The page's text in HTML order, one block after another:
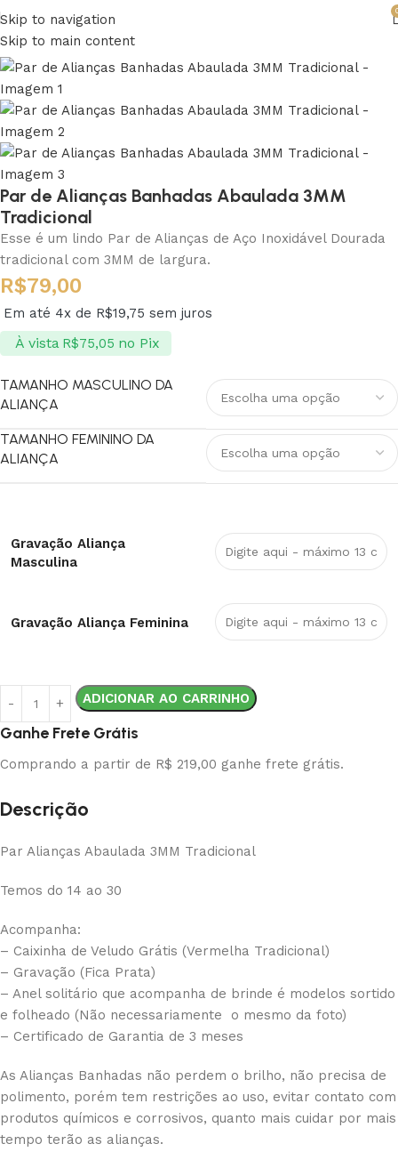
Skip to navigation
Skip to main content
Par de Alianças Banhadas Abaulada 3MM
Tradicional
Esse é um lindo Par de Alianças de Aço Inoxidável Dourada
tradicional com 3MM de largura.
R$79,00
Em até 4x de R$19,75 sem juros
À vista R$75,05 no Pix
TAMANHO MASCULINO DA
ALIANÇA
TAMANHO FEMININO DA
ALIANÇA
Gravação Aliança
Masculina
Gravação Aliança Feminina
ADICIONAR AO CARRINHO
Ganhe Frete Grátis
Comprando a partir de R$ 219,00 ganhe frete grátis.
Descrição
Par Alianças Abaulada 3MM Tradicional
Temos do 14 ao 30
Acompanha:
– Caixinha de Veludo Grátis (Vermelha Tradicional)
– Gravação (Fica Prata)
– Anel solitário que acompanha de brinde é modelos sortido
e folheado (Não necessariamente o mesmo da foto)
– Certificado de Garantia de 3 meses
As Alianças Banhadas não perdem o brilho, não precisa de
polimento, porém tem restrições ao uso, evitar contato com
produtos químicos e corrosivos, quanto mais cuidar por mais
tempo terão as alianças.